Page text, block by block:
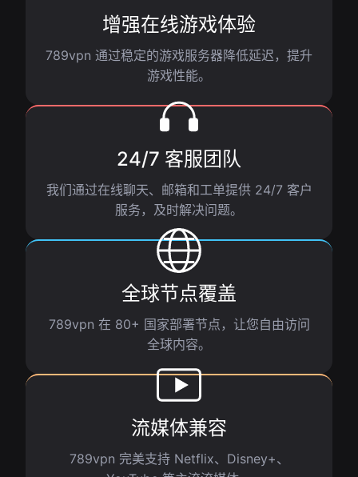
增强在线游戏体验
789vpn 通过稳定的游戏服务器降低延迟，提升
游戏性能。
24/7 客服团队
我们通过在线聊天、邮箱和工单提供 24/7 客户
服务，及时解决问题。
全球节点覆盖
789vpn 在 80+ 国家部署节点，让您自由访问
全球内容。
流媒体兼容
789vpn 完美支持 Netflix、Disney+、